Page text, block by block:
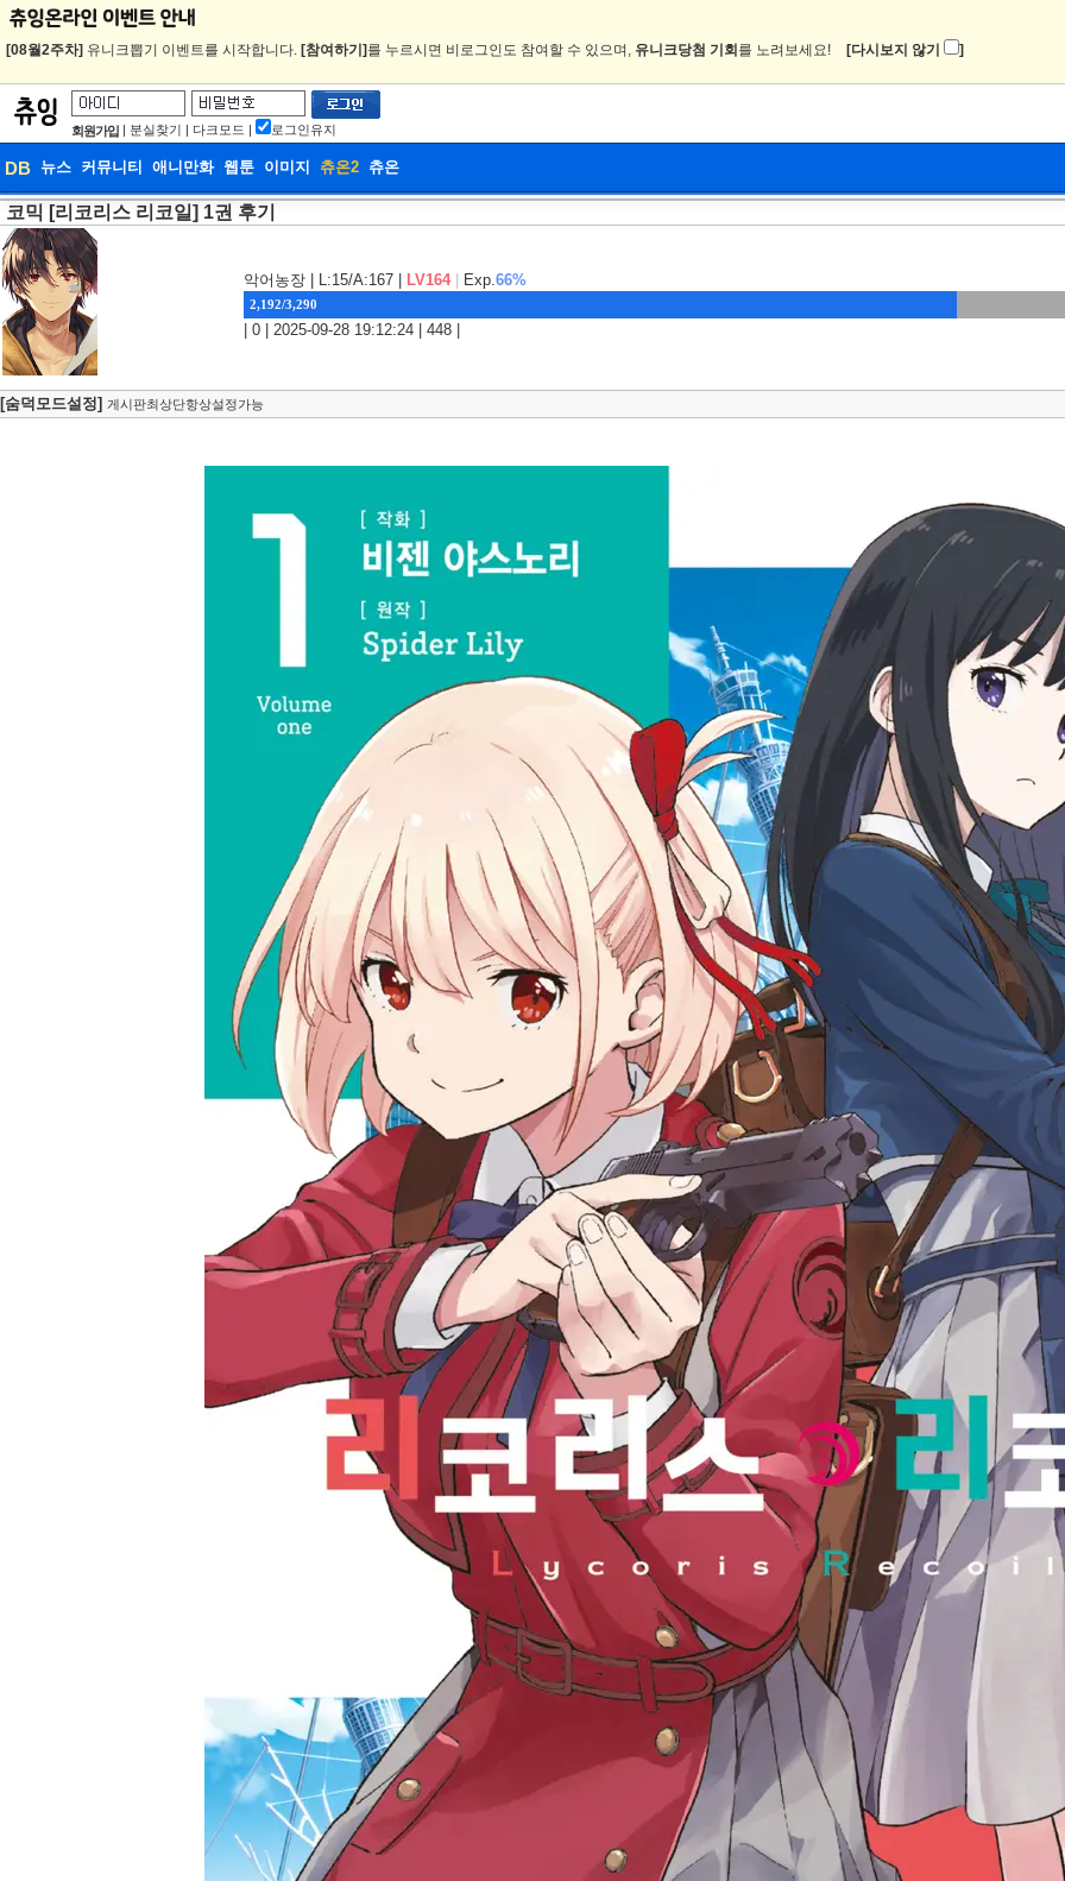
[08월2주차] 유니크뽑기 이벤트를 시작합니다. [참여하기] 를 누르시면 비로그인도 참여할 수 있으며, 유니크당첨 기회 를 노려보세요! [다시보지 않기 ]
회원가입 | 분실찾기 | 다크모드 | 로그인유지
DB 뉴스 커뮤니티 애니만화 웹툰 이미지 츄온2 츄온
DB
코믹 [리코리스 리코일] 1권 후기
악어농장 | L:15/A:167 | LV164 Exp.66%
2,192/3,290
| 0 | 2025-09-28 19:12:24 | 448 |
[숨덕모드설정] 게시판최상단항상설정가능